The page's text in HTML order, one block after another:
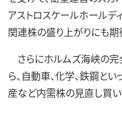
アストロスケールホールデ
関連株の盛り上がりにも期
さらにホルムズ海峡の
ら、自動車、化学、鉄鋼と
産など内需株の見直し買